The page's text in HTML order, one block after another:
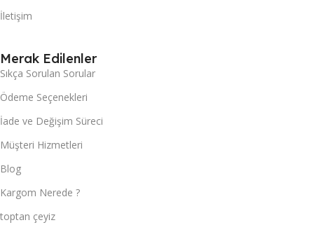
İletişim
Merak Edilenler
Sıkça Sorulan Sorular
Ödeme Seçenekleri
İade ve Değişim Süreci
Müşteri Hizmetleri
Blog
Kargom Nerede ?
toptan çeyiz